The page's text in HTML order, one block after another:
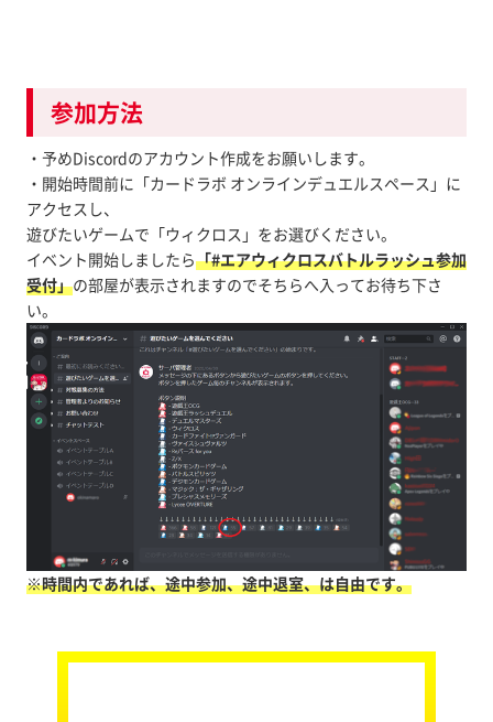
参加方法
・予めDiscordのアカウント作成をお願いします。
・開始時間前に「カードラボ オンラインデュエルスペース」に
アクセスし、
遊びたいゲームで「ウィクロス」をお選びください。
イベント開始しましたら「#エアウィクロスバトルラッシュ参加
受付」の部屋が表示されますのでそちらへ入ってお待ち下さ
い。
※時間内であれば、途中参加、途中退室、は自由です。